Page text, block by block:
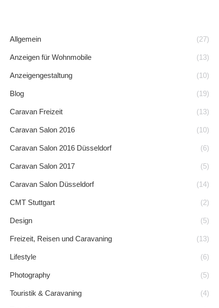
Allgemein (27)
Anzeigen für Wohnmobile (13)
Anzeigengestaltung (10)
Blog (19)
Caravan Freizeit (13)
Caravan Salon 2016 (10)
Caravan Salon 2016 Düsseldorf (6)
Caravan Salon 2017 (5)
Caravan Salon Düsseldorf (14)
CMT Stuttgart (2)
Design (5)
Freizeit, Reisen und Caravaning (13)
Lifestyle (6)
Photography (5)
Touristik & Caravaning (4)